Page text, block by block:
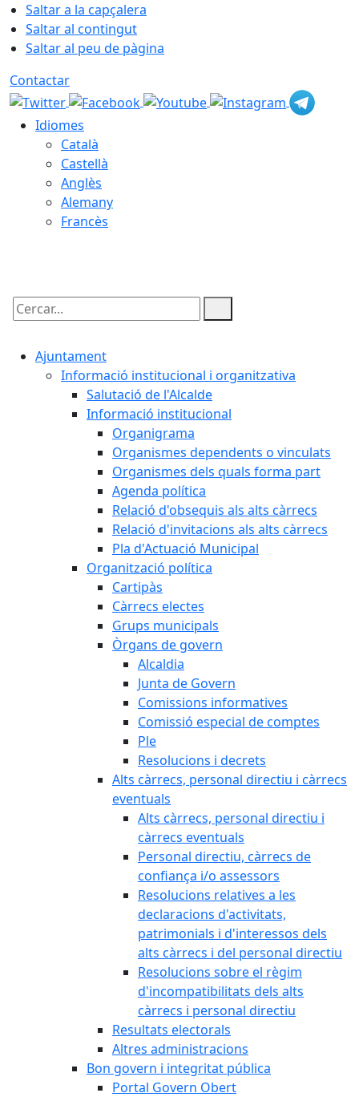
Saltar a la capçalera
Saltar al contingut
Saltar al peu de pàgina
Contactar
Idiomes
Català
Castellà
Anglès
Alemany
Francès
Cercar:
Ajuntament
Informació institucional i organitzativa
Salutació de l'Alcalde
Informació institucional
Organigrama
Organismes dependents o vinculats
Organismes dels quals forma part
Agenda política
Relació d'obsequis als alts càrrecs
Relació d'invitacions als alts càrrecs
Pla d'Actuació Municipal
Organització política
Cartipàs
Càrrecs electes
Grups municipals
Òrgans de govern
Alcaldia
Junta de Govern
Comissions informatives
Comissió especial de comptes
Ple
Resolucions i decrets
Alts càrrecs, personal directiu i càrrecs
eventuals
Alts càrrecs, personal directiu i
càrrecs eventuals
Personal directiu, càrrecs de
confiança i/o assessors
Resolucions relatives a les
declaracions d'activitats,
patrimonials i d'interessos dels
alts càrrecs i del personal directiu
Resolucions sobre el règim
d'incompatibilitats dels alts
càrrecs i personal directiu
Resultats electorals
Altres administracions
Bon govern i integritat pública
Portal Govern Obert